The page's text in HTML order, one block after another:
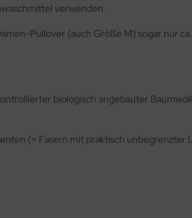
verwenden.
Pullover (auch Größe M) sogar nur
biologisch angebauter
(= Fasern mit praktisch unbegrenzter